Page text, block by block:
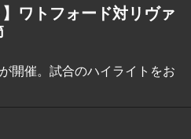
ワトフォード対リヴァ
開催。試合のハイライトをお